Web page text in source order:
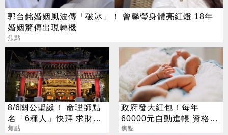
郭台銘婚姻風波傳「破冰」！ 曾馨瑩身體亮紅燈 18年
婚姻驚傳出現轉機
焦點
8/6關公聖誕！ 命理師點
名「6種人」快拜 求財求
職保平安
焦點
政府發大紅包！每年
60000元自動進帳 資格一
次看
焦點